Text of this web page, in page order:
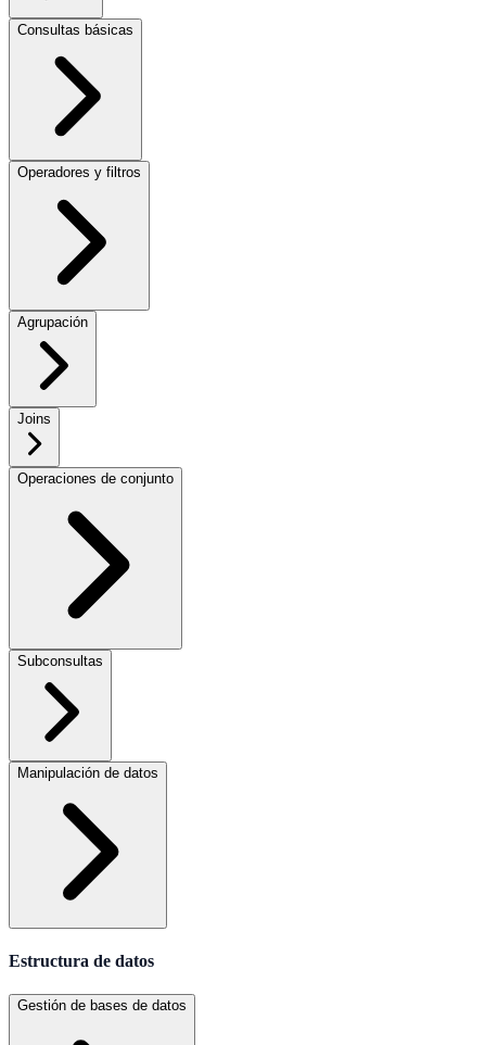
Consultas básicas
Operadores y filtros
Agrupación
Joins
Operaciones de conjunto
Subconsultas
Manipulación de datos
Estructura de datos
Gestión de bases de datos